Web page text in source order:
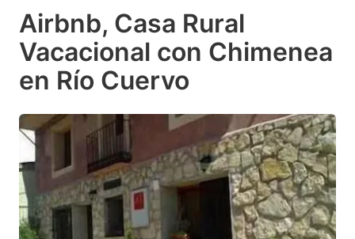
Airbnb, Casa Rural
Vacacional con Chimenea
en Río Cuervo